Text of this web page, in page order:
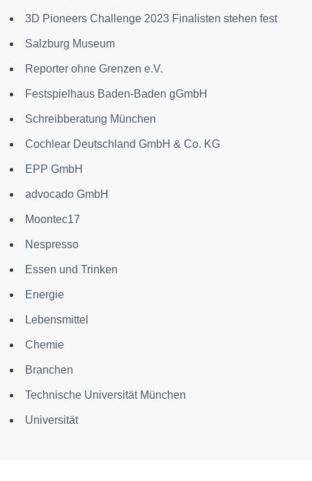
3D Pioneers Challenge 2023 Finalisten stehen fest
Salzburg Museum
Reporter ohne Grenzen e.V.
Festspielhaus Baden-Baden gGmbH
Schreibberatung München
Cochlear Deutschland GmbH & Co. KG
EPP GmbH
advocado GmbH
Moontec17
Nespresso
Essen und Trinken
Energie
Lebensmittel
Chemie
Branchen
Technische Universität München
Universität